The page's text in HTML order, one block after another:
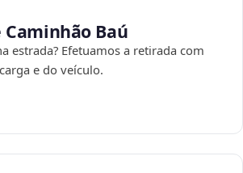
Caminhão Baú
estrada? Efetuamos a retirada com
e do veículo.